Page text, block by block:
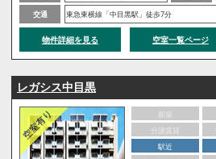
交通
東急東横線「中目黒駅」徒歩7分
物件詳細を見る 空室一覧ページ
レガシス中目黒
新築
分譲賃貸
駅近